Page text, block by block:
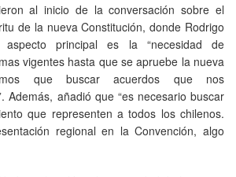
al inicio de la conversación sobre el
de la nueva Constitución, donde Rodrigo
principal es la “necesidad de
vigentes hasta que se apruebe la nueva
que buscar acuerdos que nos
Además, añadió que “es necesario buscar
que representen a todos los chilenos.
regional en la Convención, algo